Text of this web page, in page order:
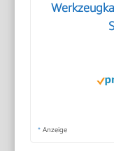
* Anzeige